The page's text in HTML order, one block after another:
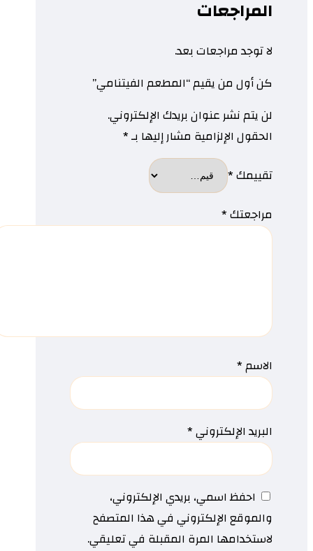
المراجعات
لا توجد مراجعات بعد.
كن أول من يقيم “المطعم الفيتنامي”
لن يتم نشر عنوان بريدك الإلكتروني.
الحقول الإلزامية مشار إليها بـ*
تقييمك*
مراجعتك*
الاسم*
البريد الإلكتروني*
احفظ اسمي، بريدي الإلكتروني،
والموقع الإلكتروني في هذا المتصفح
لاستخدامها المرة المقبلة في تعليقي.